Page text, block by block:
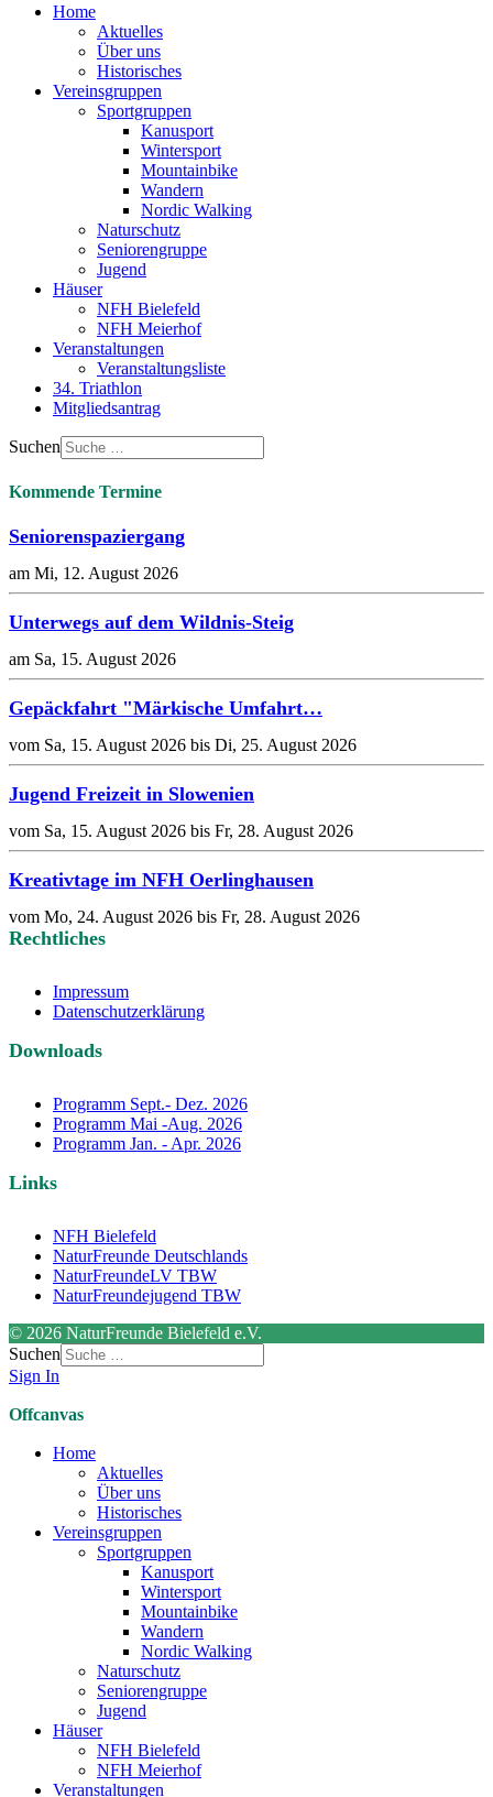
Home
Aktuelles
Über uns
Historisches
Vereinsgruppen
Sportgruppen
Kanusport
Wintersport
Mountainbike
Wandern
Nordic Walking
Naturschutz
Seniorengruppe
Jugend
Häuser
NFH Bielefeld
NFH Meierhof
Veranstaltungen
Veranstaltungsliste
34. Triathlon
Mitgliedsantrag
Suchen
Kommende Termine
Seniorenspaziergang
am Mi, 12. August 2026
Unterwegs auf dem Wildnis-Steig
am Sa, 15. August 2026
Gepäckfahrt "Märkische Umfahrt…
vom Sa, 15. August 2026 bis Di, 25. August 2026
Jugend Freizeit in Slowenien
vom Sa, 15. August 2026 bis Fr, 28. August 2026
Kreativtage im NFH Oerlinghausen
vom Mo, 24. August 2026 bis Fr, 28. August 2026
Rechtliches
Impressum
Datenschutzerklärung
Downloads
Programm Sept.- Dez. 2026
Programm Mai -Aug. 2026
Programm Jan. - Apr. 2026
Links
NFH Bielefeld
NaturFreunde Deutschlands
NaturFreundeLV TBW
NaturFreundejugend TBW
© 2026 NaturFreunde Bielefeld e.V.
Suchen
Sign In
Offcanvas
Home
Aktuelles
Über uns
Historisches
Vereinsgruppen
Sportgruppen
Kanusport
Wintersport
Mountainbike
Wandern
Nordic Walking
Naturschutz
Seniorengruppe
Jugend
Häuser
NFH Bielefeld
NFH Meierhof
Veranstaltungen